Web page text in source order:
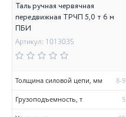
Таль ручная червячная
передвижная ТРЧП 5,0 т 6 м
ПБИ
Артикул: 1013035
Толщина силовой цепи, мм 8-9
Грузоподъемность, т 5